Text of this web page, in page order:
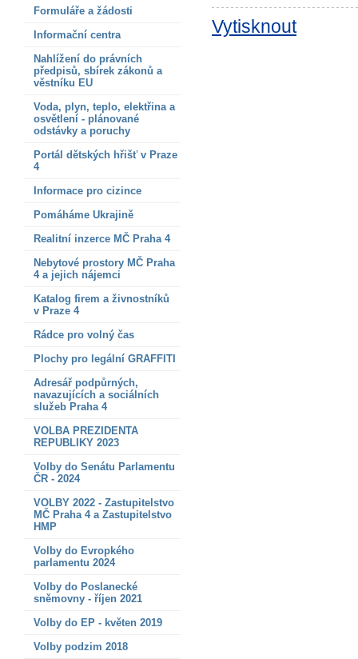
Formuláře a žádosti
Informační centra
Nahlížení do právních
předpisů, sbírek zákonů a
věstníku EU
Voda, plyn, teplo, elektřina a
osvětlení - plánované
odstávky a poruchy
Portál dětských hřišť v Praze
4
Informace pro cizince
Pomáháme Ukrajině
Realitní inzerce MČ Praha 4
Nebytové prostory MČ Praha
4 a jejich nájemci
Katalog firem a živnostníků
v Praze 4
Rádce pro volný čas
Plochy pro legální GRAFFITI
Adresář podpůrných,
navazujících a sociálních
služeb Praha 4
VOLBA PREZIDENTA
REPUBLIKY 2023
Volby do Senátu Parlamentu
ČR - 2024
VOLBY 2022 - Zastupitelstvo
MČ Praha 4 a Zastupitelstvo
HMP
Volby do Evropkého
parlamentu 2024
Volby do Poslanecké
sněmovny - říjen 2021
Volby do EP - květen 2019
Volby podzim 2018
Vytisknout